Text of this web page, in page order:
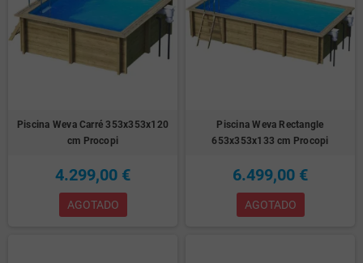
Piscina Weva Carré 353x353x120
cm Procopi
4.299,00 €
AGOTADO
Piscina Weva Rectangle
653x353x133 cm Procopi
6.499,00 €
AGOTADO